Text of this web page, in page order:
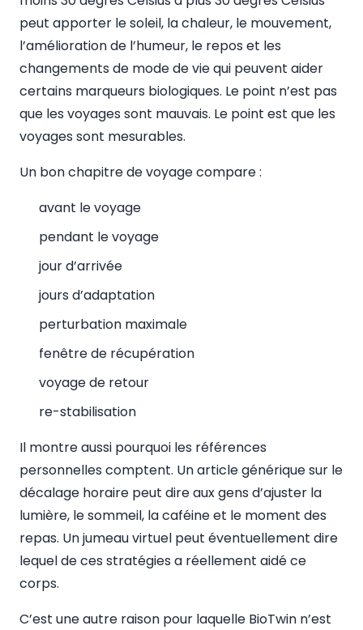
peut apporter le soleil, la chaleur, le mouvement,
l’amélioration de l’humeur, le repos et les
changements de mode de vie qui peuvent aider
certains marqueurs biologiques. Le point n’est pas
que les voyages sont mauvais. Le point est que les
voyages sont mesurables.
Un bon chapitre de voyage compare :
avant le voyage
pendant le voyage
jour d’arrivée
jours d’adaptation
perturbation maximale
fenêtre de récupération
voyage de retour
re-stabilisation
Il montre aussi pourquoi les références
personnelles comptent. Un article générique sur le
décalage horaire peut dire aux gens d’ajuster la
lumière, le sommeil, la caféine et le moment des
repas. Un jumeau virtuel peut éventuellement dire
lequel de ces stratégies a réellement aidé ce
corps.
C’est une autre raison pour laquelle BioTwin n’est